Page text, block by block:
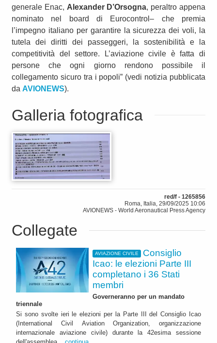
generale Enac, Alexander D’Orsogna, peraltro appena
nominato nel board di Eurocontrol– che premia
l’impegno italiano per garantire la sicurezza dei voli, la
tutela dei diritti dei passeggeri, la sostenibilità e la
competitività del settore. L’aviazione civile è fatta di
persone che ogni giorno rendono possibile il
collegamento sicuro tra i popoli” (vedi notizia pubblicata
da AVIONEWS).
Galleria fotografica
red/f - 1265856
Roma, Italia, 29/09/2025 10:06
AVIONEWS - World Aeronautical Press Agency
Collegate
AVIAZIONE CIVILE
Consiglio
Icao: le elezioni Parte III
completano i 36 Stati
membri
Governeranno per un mandato
triennale
Si sono svolte ieri le elezioni per la Parte III del Consiglio Icao
(International Civil Aviation Organization, organizzazione
internazionale aviazione civile) durante la 42esima sessione